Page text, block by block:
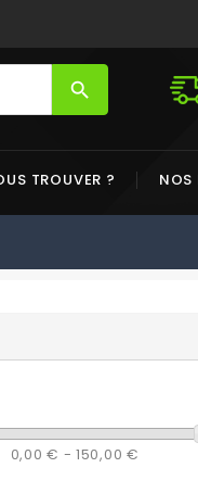
search
TROUVER ? NOS
0,00 € - 150,00 €